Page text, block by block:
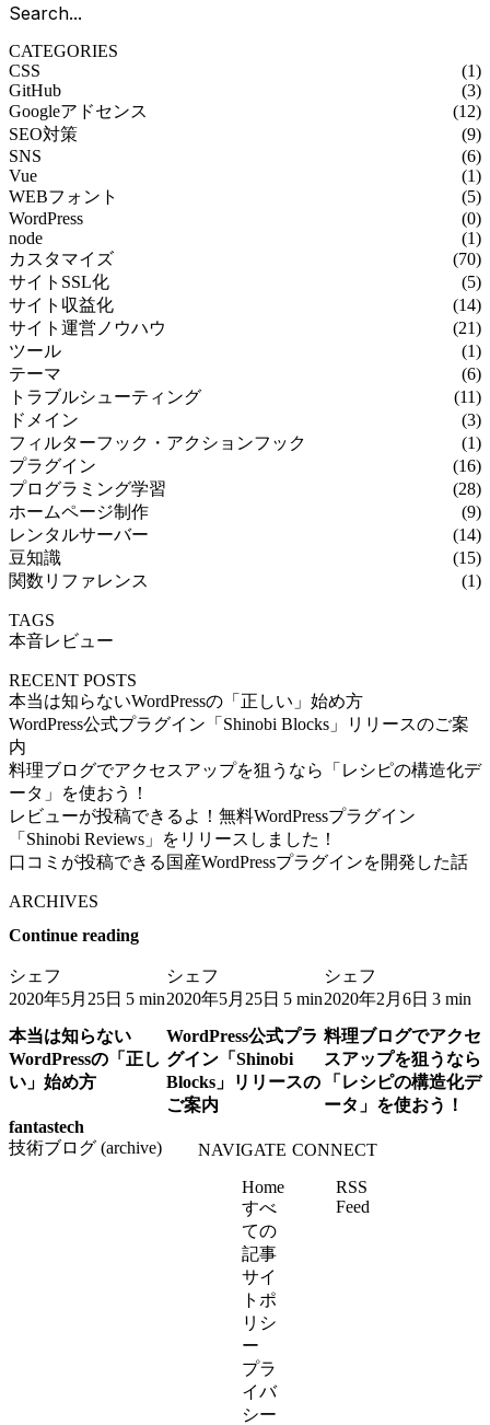
CATEGORIES
CSS
(1)
GitHub
(3)
Googleアドセンス
(12)
SEO対策
(9)
SNS
(6)
Vue
(1)
WEBフォント
(5)
WordPress
(0)
node
(1)
カスタマイズ
(70)
サイトSSL化
(5)
サイト収益化
(14)
サイト運営ノウハウ
(21)
ツール
(1)
テーマ
(6)
トラブルシューティング
(11)
ドメイン
(3)
フィルターフック・アクションフック
(1)
プラグイン
(16)
プログラミング学習
(28)
ホームページ制作
(9)
レンタルサーバー
(14)
豆知識
(15)
関数リファレンス
(1)
TAGS
本音レビュー
RECENT POSTS
本当は知らないWordPressの「正しい」始め方
WordPress公式プラグイン「Shinobi Blocks」リリースのご案
内
料理ブログでアクセスアップを狙うなら「レシピの構造化デ
ータ」を使おう！
レビューが投稿できるよ！無料WordPressプラグイン
「Shinobi Reviews」をリリースしました！
口コミが投稿できる国産WordPressプラグインを開発した話
ARCHIVES
Continue reading
シェフ
2020年5月25日 5 min
本当は知らない
WordPressの「正し
い」始め方
シェフ
2020年5月25日 5 min
WordPress公式プラ
グイン「Shinobi
Blocks」リリースの
ご案内
シェフ
2020年2月6日 3 min
料理ブログでアクセ
スアップを狙うなら
「レシピの構造化デ
ータ」を使おう！
fantastech
技術ブログ (archive)
NAVIGATE
Home
すべ
ての
記事
サイ
トポ
リシ
ー
プラ
イバ
シー
CONNECT
RSS
Feed